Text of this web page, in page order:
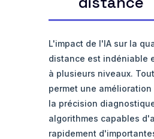
L'impact de l'IA sur la
distance est indéniable
à plusieurs niveaux.
permet une
la précision
algorithmes capables
rapidement